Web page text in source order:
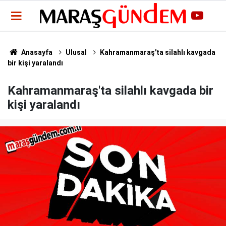
Anasayfa Ulusal
Kahramanmaraş'ta silahlı kavgada
bir kişi yaralandı
Kahramanmaraş'ta silahlı kavgada bir
kişi yaralandı